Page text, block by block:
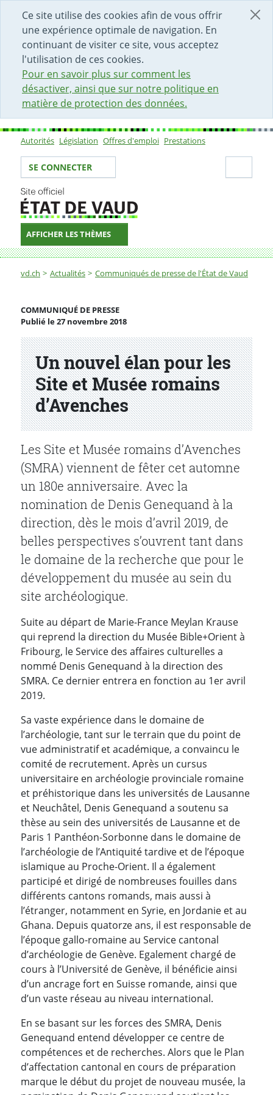
Ce site utilise des cookies afin de vous offrir
une expérience optimale de navigation. En
continuant de visiter ce site, vous acceptez
l'utilisation de ces cookies.
Pour en savoir plus sur comment les
désactiver, ainsi que sur notre politique en
matière de protection des données.
DÉBUT DU CONTENU DE LA PAGE
ACCÈS AU CHAMP DE RECHERCHE
PAGE D'ACCUEIL
FORMULAIRE DE CONTACT
Sous-navigation
Autorités Législation Offres d'emploi Prestations
Votre identité
SE CONNECTER
AFFICHER LES THÈMES
Fil d'Ariane
vd.ch Actualités Communiqués de presse de l'État de Vaud
Un nouvel élan pour les Site et Musée romains
Un nouvel élan pour les
Site et Musée romains
d’Avenches
COMMUNIQUÉ DE PRESSE
Publié le 27 novembre 2018
Partenaire(s)
Les Site et Musée romains d’Avenches
(SMRA) viennent de fêter cet automne
un 180e anniversaire. Avec la
nomination de Denis Genequand à la
direction, dès le mois d’avril 2019, de
belles perspectives s’ouvrent tant dans
le domaine de la recherche que pour le
développement du musée au sein du
site archéologique.
Suite au départ de Marie-France Meylan Krause
qui reprend la direction du Musée Bible+Orient à
Fribourg, le Service des affaires culturelles a
nommé Denis Genequand à la direction des
SMRA. Ce dernier entrera en fonction au 1er avril
2019.
Sa vaste expérience dans le domaine de
l’archéologie, tant sur le terrain que du point de
vue administratif et académique, a convaincu le
comité de recrutement. Après un cursus
universitaire en archéologie provinciale romaine
et préhistorique dans les universités de Lausanne
et Neuchâtel, Denis Genequand a soutenu sa
thèse au sein des universités de Lausanne et de
Paris 1 Panthéon-Sorbonne dans le domaine de
l’archéologie de l’Antiquité tardive et de l’époque
islamique au Proche-Orient. Il a également
participé et dirigé de nombreuses fouilles dans
différents cantons romands, mais aussi à
l’étranger, notamment en Syrie, en Jordanie et au
Ghana. Depuis quatorze ans, il est responsable de
l’époque gallo-romaine au Service cantonal
d’archéologie de Genève. Egalement chargé de
cours à l’Université de Genève, il bénéficie ainsi
d’un ancrage fort en Suisse romande, ainsi que
d’un vaste réseau au niveau international.
En se basant sur les forces des SMRA, Denis
Genequand entend développer ce centre de
compétences et de recherches. Alors que le Plan
d’affectation cantonal en cours de préparation
marque le début du projet de nouveau musée, la